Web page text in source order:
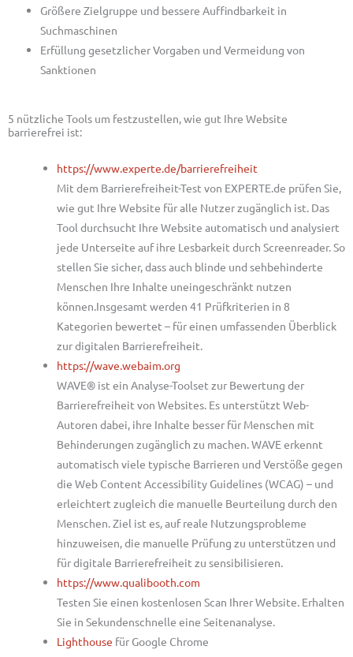
Größere Zielgruppe und bessere Auffindbarkeit in
Suchmaschinen
Erfüllung gesetzlicher Vorgaben und Vermeidung von
Sanktionen
5 nützliche Tools um festzustellen, wie gut Ihre Website
barrierefrei ist:
https://www.experte.de/barrierefreiheit
Mit dem Barrierefreiheit-Test von EXPERTE.de prüfen Sie,
wie gut Ihre Website für alle Nutzer zugänglich ist. Das
Tool durchsucht Ihre Website automatisch und analysiert
jede Unterseite auf ihre Lesbarkeit durch Screenreader. So
stellen Sie sicher, dass auch blinde und sehbehinderte
Menschen Ihre Inhalte uneingeschränkt nutzen
können.Insgesamt werden 41 Prüfkriterien in 8
Kategorien bewertet – für einen umfassenden Überblick
zur digitalen Barrierefreiheit.
https://wave.webaim.org
WAVE® ist ein Analyse-Toolset zur Bewertung der
Barrierefreiheit von Websites. Es unterstützt Web-
Autoren dabei, ihre Inhalte besser für Menschen mit
Behinderungen zugänglich zu machen. WAVE erkennt
automatisch viele typische Barrieren und Verstöße gegen
die Web Content Accessibility Guidelines (WCAG) – und
erleichtert zugleich die manuelle Beurteilung durch den
Menschen. Ziel ist es, auf reale Nutzungsprobleme
hinzuweisen, die manuelle Prüfung zu unterstützen und
für digitale Barrierefreiheit zu sensibilisieren.
https://www.qualibooth.com
Testen Sie einen kostenlosen Scan Ihrer Website. Erhalten
Sie in Sekundenschnelle eine Seitenanalyse.
Lighthouse für Google Chrome